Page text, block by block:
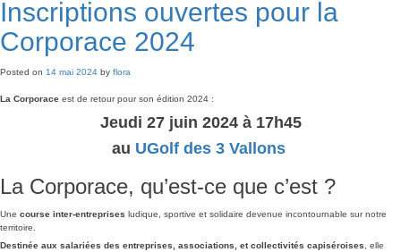
Inscriptions ouvertes pour la
Corporace 2024
Posted on 14 mai 2024 by flora
La Corporace est de retour pour son édition 2024 :
Jeudi 27 juin 2024 à 17h45
au UGolf des 3 Vallons
La Corporace, qu’est-ce que c’est ?
Une course inter-entreprises ludique, sportive et solidaire devenue incontournable sur notre
territoire.
Destinée aux salariées des entreprises, associations, et collectivités capiséroises , elle